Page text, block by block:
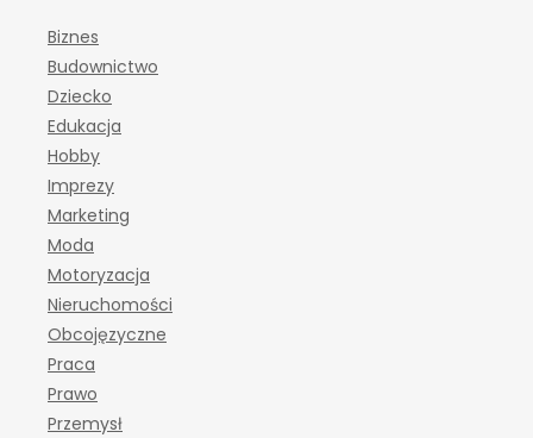
Biznes
Budownictwo
Dziecko
Edukacja
Hobby
Imprezy
Marketing
Moda
Motoryzacja
Nieruchomości
Obcojęzyczne
Praca
Prawo
Przemysł